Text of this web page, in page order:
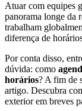
Atuar com equipes
panorama longe da
trabalham
diferença de
Por conta disso,
dúvida: como
horários? A fim de
artigo. Descubra
exterior em breves